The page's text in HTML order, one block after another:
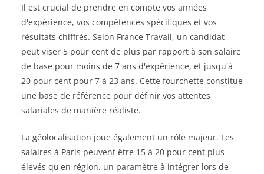
Il est crucial de prendre en compte vos années
d'expérience, vos compétences spécifiques et vos
résultats chiffrés. Selon France Travail, un candidat
peut viser 5 pour cent de plus par rapport à son salaire
de base pour moins de 7 ans d'expérience, et jusqu'à
20 pour cent pour 7 à 23 ans. Cette fourchette constitue
une base de référence pour définir vos attentes
salariales de manière réaliste.
La géolocalisation joue également un rôle majeur. Les
salaires à Paris peuvent être 15 à 20 pour cent plus
élevés qu'en région, un paramètre à intégrer lors de